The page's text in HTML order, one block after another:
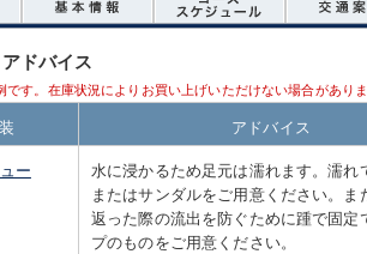
ドバイス
です。在庫状況によりお買い上げいただけない場合があり
アドバイス
ー
水に浸かるため足元は濡れます。濡れ
またはサンダルをご用意ください。ま
返った際の流出を防ぐために踵で固定
プのものをご用意ください。